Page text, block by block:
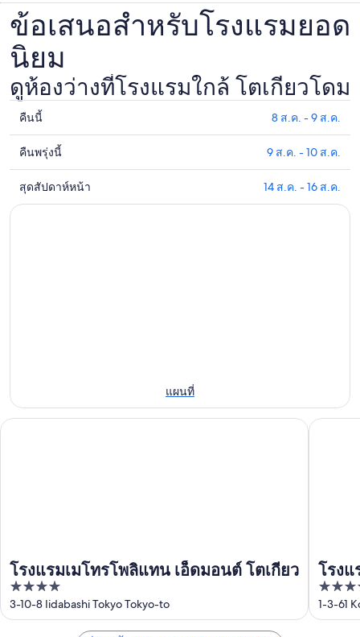
ข้อเสนอสำหรับโรงแรมยอด
นิยม
ดูห้องว่างที่โรงแรมใกล้ โตเกียวโดม
ดูรา
คา
ที่พัก
ใกล้
โตเกียว
คืนนี้ 8 ส.ค. - 9 ส.ค.
ดูรา
คา
ที่พัก
-
คืนพรุ่งนี้ 9 ส.ค. - 10 ส.ค.
ดูรา
คา
ส.ค.
สุดสัปดาห์หน้า 14 ส.ค. - 16 ส.ค.
แผนที่
โรงแรมเมโทรโพลิแทน เอ็ดมอนต์ โตเกียว
4
out
of
3-10-8 Iidabashi Tokyo Tokyo-to
โรงแรมเมโทรโพลิแทน เอ็ดมอนต์ โตเกียว
โรงแ
4
out
of
1-3-61
โรงแรม